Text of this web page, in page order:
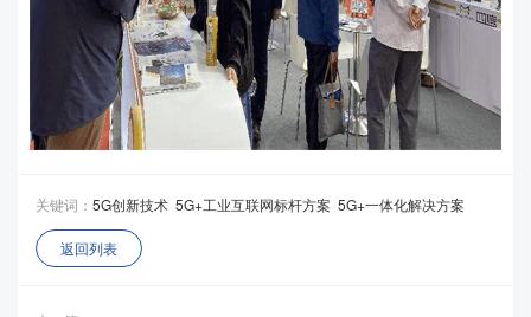
关键词： 5G创新技术 5G+工业互联网标杆方案 5G+一体化解决方案
返回列表